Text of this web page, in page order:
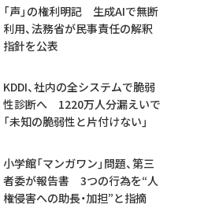
「声」の権利明記 生成AIで無断
利用、法務省が民事責任の解釈
指針を公表
KDDI、社内の全システムで脆弱
性診断へ 1220万人分漏えいで
「未知の脆弱性と片付けない」
小学館「マンガワン」問題、第三
者委が報告書 3つの行為を“人
権侵害への助長・加担”と指摘